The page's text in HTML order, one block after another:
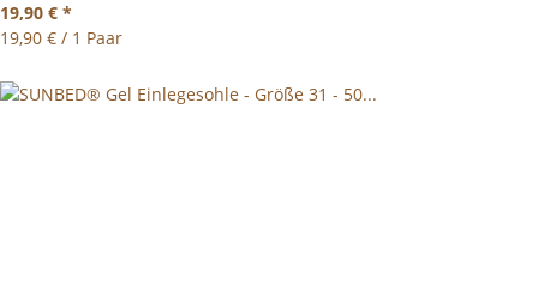
19,90 € *
19,90 € / 1 Paar